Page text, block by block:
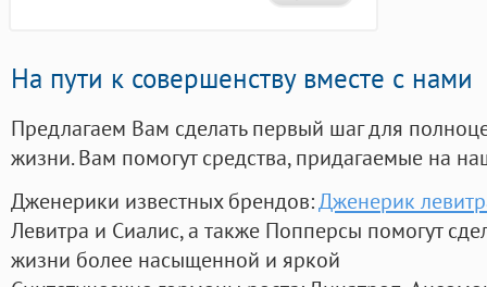
На пути к совершенству вместе с нами
Предлагаем Вам сделать первый шаг для
жизни. Вам помогут средства, придагаемые на
Дженерики известных брендов:Дженерик
Левитра и Сиалис, а также Попперсы помогут
жизни более насыщенной и яркой